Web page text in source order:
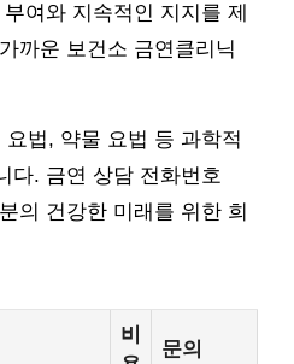
여와 지속적인 지지를 제
까운 보건소 금연클리닉
법, 약물 요법 등 과학적
다. 금연 상담 전화번호
의 건강한 미래를 위한 희
비
문의